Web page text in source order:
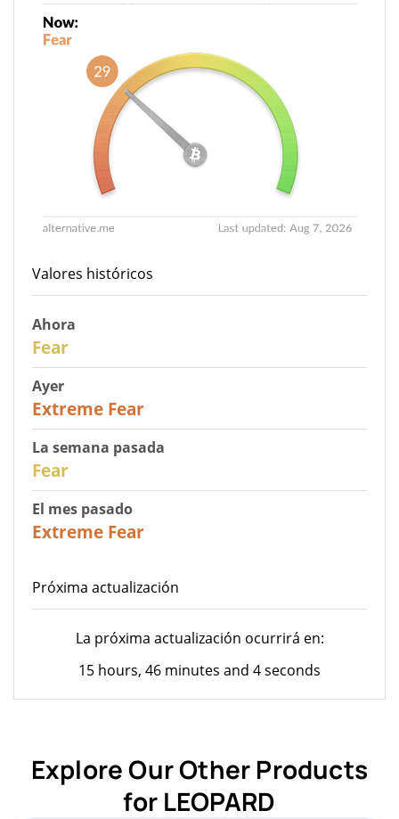
Valores históricos
Ahora
Fear
Ayer
Extreme Fear
La semana pasada
Fear
El mes pasado
Extreme Fear
Próxima actualización
La próxima actualización ocurrirá en:
15 hours, 46 minutes and 4 seconds
Explore Our Other Products
for LEOPARD